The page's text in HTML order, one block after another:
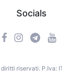
Socials
riservati. P.Iva: